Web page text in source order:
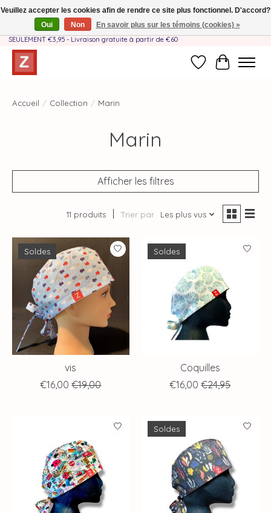
Fait à la main par une équipe mère-fille❤️ - Frais de livraison BE & NL
SEULEMENT €3,95 - Livraison gratuite à partir de €60
Liste dePanier
Accueil / Collection / Marin
Marin
Afficher les filtres
11 produits Trier par Les plus vus
Soldes
vis
€16,00 €19,00
Soldes
Coquilles
€16,00 €24,95
Soldes
Veuillez accepter les cookies afin de rendre ce site plus fonctionnel. D'accord?
Oui
Non En savoir plus sur les témoins (cookies) »